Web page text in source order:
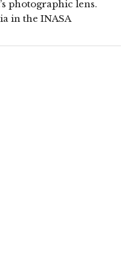
photographic lens.
in the INASA